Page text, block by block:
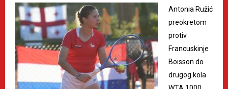
Antonia Ružić
preokretom
protiv
Francuskinje
Boisson do
drugog kola